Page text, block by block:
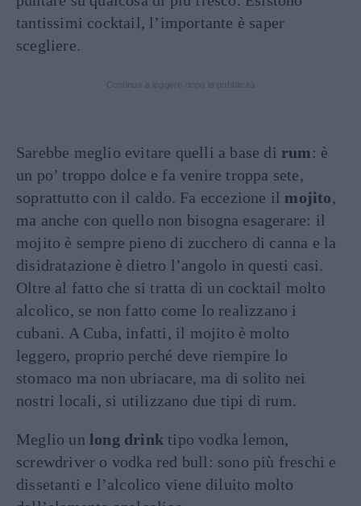
tantissimi cocktail, l’importante è saper
scegliere.
Sarebbe meglio evitare quelli a base di rum : è
un po’ troppo dolce e fa venire troppa sete,
soprattutto con il caldo. Fa eccezione il mojito,
ma anche con quello non bisogna esagerare: il
mojito è sempre pieno di zucchero di canna e la
disidratazione è dietro l’angolo in questi casi.
Oltre al fatto che si tratta di un cocktail molto
alcolico, se non fatto come lo realizzano i
cubani. A Cuba, infatti, il mojito è molto
leggero, proprio perché deve riempire lo
stomaco ma non ubriacare, ma di solito nei
nostri locali, si utilizzano due tipi di rum.
Meglio un long drink tipo vodka lemon,
screwdriver o vodka red bull: sono più freschi e
dissetanti e l’alcolico viene diluito molto